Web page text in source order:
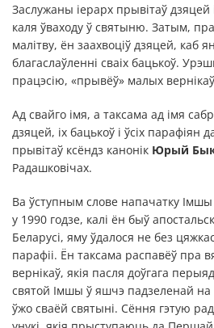
Заслужаны іерарх прывітаў дзяцей
каля ўваходу ў святыню. Затым,
малітву, ён заахвоціў дзяцей, каб
благаслаўленні сваіх бацькоў.
працэсію, «прывёў» малых
Ад свайго імя, а таксама ад імя
дзяцей, іх бацькоў і ўсіх парафіян
прывітаў ксёндз канонік Юрый
Радашковічах.
Ва ўступным слове напачатку
у 1990 годзе, калі ён быў
Беларусі, яму ўдалося не без
парафіі. Ён таксама распавёў пра
вернікаў, якія пасля доўгага
святой Імшы ў яшчэ падзеленай
ўжо сваёй святыні. Сёння гэтую